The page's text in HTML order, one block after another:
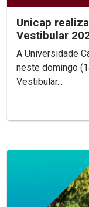
Unicap
Vestibular
A Universidade
neste domingo
Vestibular...